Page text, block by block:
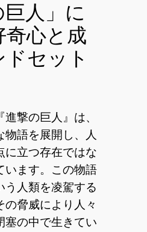
巨人」に
奇心と成
セット
撃の巨人』は、
物語を展開し、人
に立つ存在ではな
います。この物語
う人類を凌駕する
の脅威により人々
塞の中で生きてい